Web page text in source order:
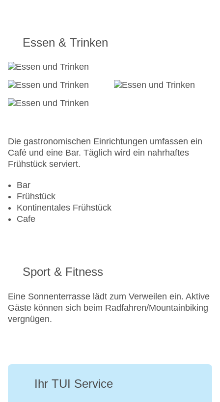
Hotelsafe
WLAN/WiFi im Hotel
Anzahl der Aufzüge: 1
Sonnenterrasse
Zahlungsarten: American Express, Diners Club,
Essen & Trinken
Die gastronomischen Einrichtungen umfassen ein
Café und eine Bar. Täglich wird ein nahrhaftes
Frühstück serviert.
Bar
Frühstück
Kontinentales Frühstück
Cafe
Sport & Fitness
Eine Sonnenterrasse lädt zum Verweilen ein. Aktive
Gäste können sich beim Radfahren/Mountainbiking
vergnügen.
Ihr TUI Service